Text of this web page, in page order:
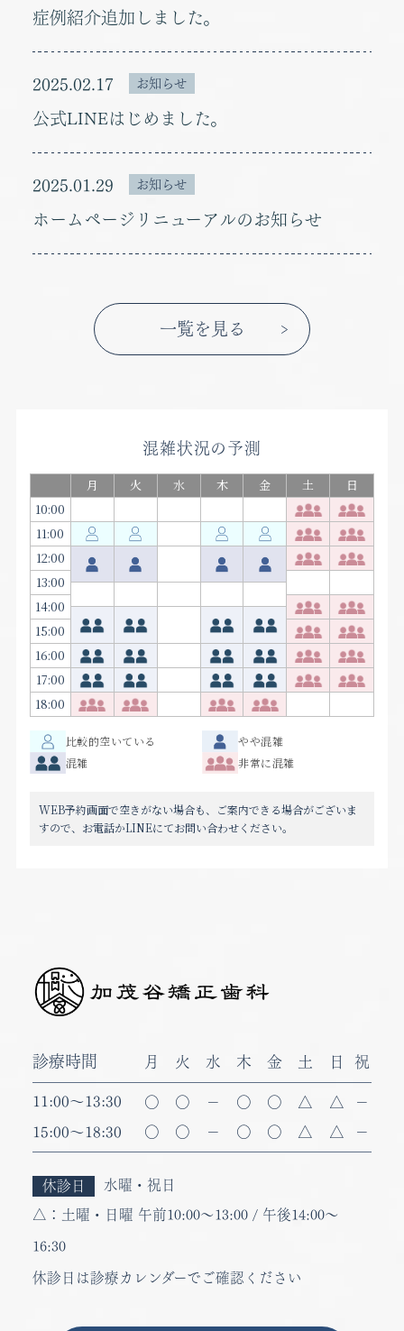
症例紹介追加しました。
2025.02.17 お知らせ
公式LINEはじめました。
2025.01.29 お知らせ
ホームページリニューアルのお知らせ
一覧を見る
混雑状況の予測
10:00
11:00
12:00
13:00
14:00
15:00
16:00
17:00
18:00
月 火 水 木 金 土 日
比較的空いている
やや混雑
混雑
非常に混雑
WEB予約画面で空きがない場合も、ご案内できる場合がございま
すので、お電話かLINEにてお問い合わせください。
診療時間 月 火 水 木 金 土 日 祝
11:00～13:30 〇 〇 － 〇 〇 △ △
－
15:00～18:30 〇 〇 － 〇 〇 △ △ －
休診日 水曜・祝日
△： 土曜・日曜 午前10:00～13:00/ 午後14:00～
16:30
休診日は診療カレンダーでご確認ください